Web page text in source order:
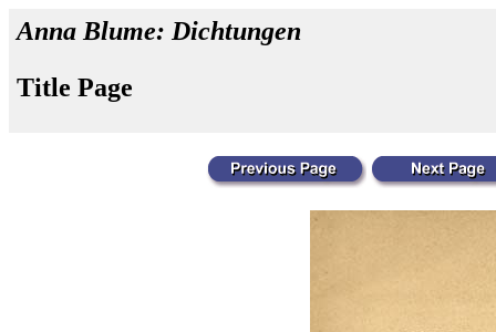
Anna Blume: Dichtungen
Title Page